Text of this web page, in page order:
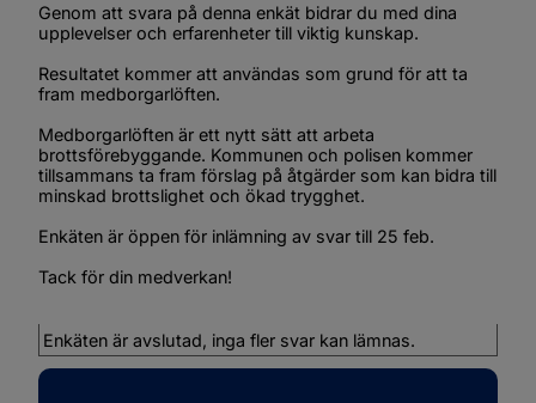
Genom att svara på denna enkät bidrar du med dina
upplevelser och erfarenheter till viktig kunskap.
Resultatet kommer att användas som grund för att ta
fram medborgarlöften.
Medborgarlöften är ett nytt sätt att arbeta
brottsförebyggande. Kommunen och polisen kommer
tillsammans ta fram förslag på åtgärder som kan bidra till
minskad brottslighet och ökad trygghet.
Enkäten är öppen för inlämning av svar till 25 feb.
Tack för din medverkan!
Enkäten är avslutad, inga fler svar kan lämnas.